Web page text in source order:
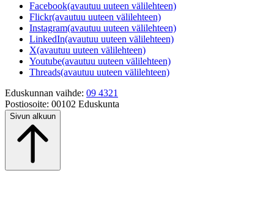
Facebook(avautuu uuteen välilehteen)
Flickr(avautuu uuteen välilehteen)
Instagram(avautuu uuteen välilehteen)
LinkedIn(avautuu uuteen välilehteen)
X(avautuu uuteen välilehteen)
Youtube(avautuu uuteen välilehteen)
Threads(avautuu uuteen välilehteen)
Eduskunnan vaihde: 09 4321
Postiosoite: 00102 Eduskunta
Sivun alkuun